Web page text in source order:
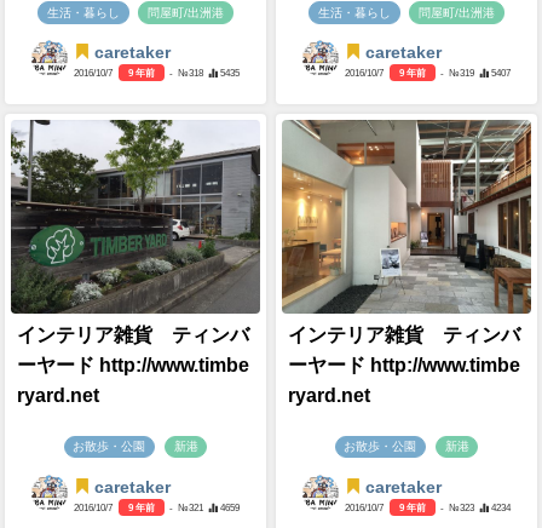
生活・暮らし 問屋町/出洲港
caretaker
2016/10/7 9 年前 - №318 5435
生活・暮らし 問屋町/出洲港
caretaker
2016/10/7 9 年前 - №319 5407
インテリア雑貨 ティンバ
ーヤード http://www.timbe
ryard.net
お散歩・公園 新港
caretaker
2016/10/7 9 年前 - №321 4659
インテリア雑貨 ティンバ
ーヤード http://www.timbe
ryard.net
お散歩・公園 新港
caretaker
2016/10/7 9 年前 - №323 4234